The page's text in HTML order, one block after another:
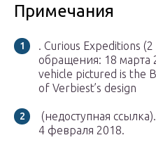
Примечания
. Curious Expeditions
обращения: 18 марта
vehicle pictured is the
of Verbiest’s design
(недоступная
4 февраля 2018.